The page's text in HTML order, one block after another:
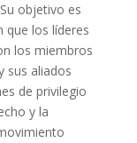
objetivo es
que los líderes
los miembros
sus aliados
de privilegio
y la